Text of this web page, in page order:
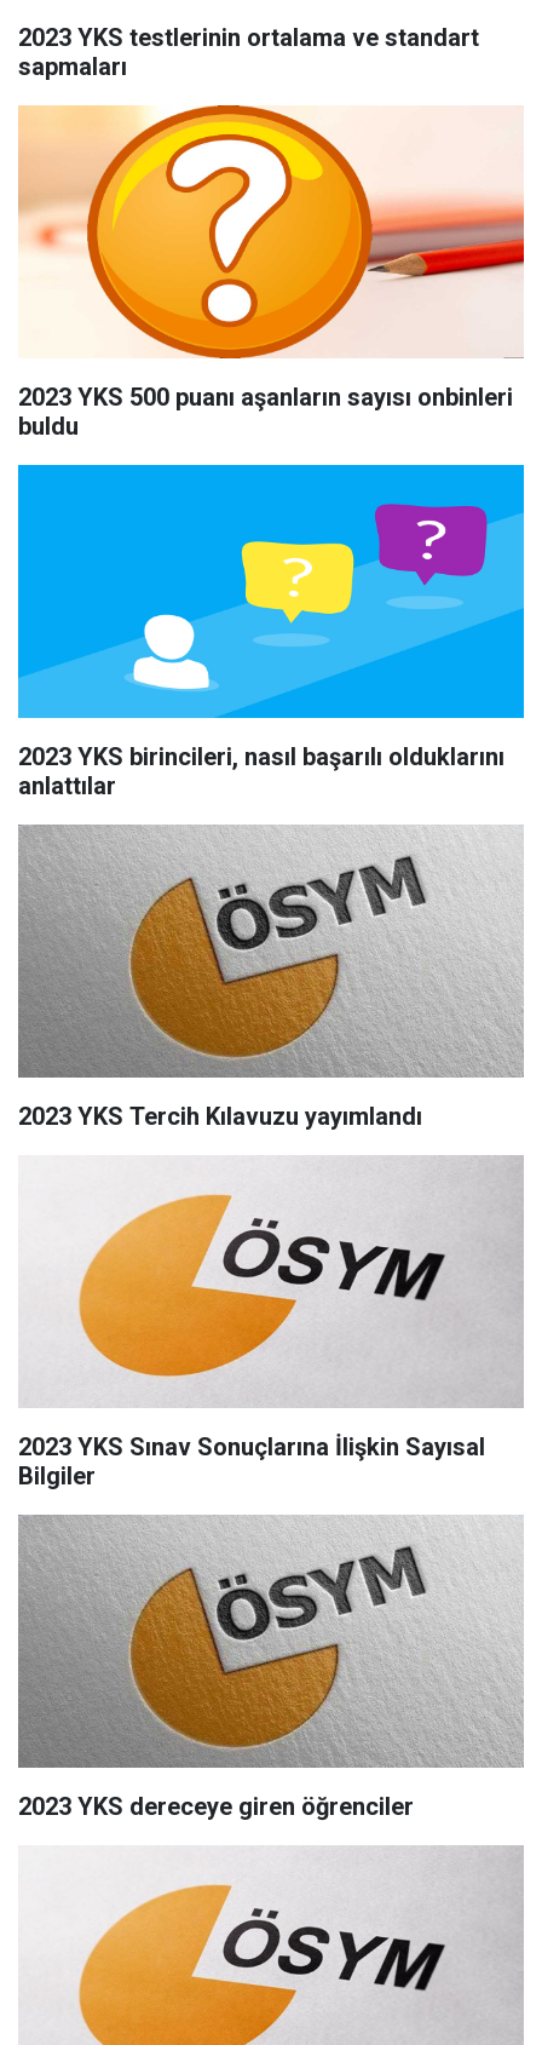
2023 YKS testlerinin ortalama ve standart
sapmaları
2023 YKS 500 puanı aşanların sayısı onbinleri
buldu
2023 YKS birincileri, nasıl başarılı olduklarını
anlattılar
2023 YKS Tercih Kılavuzu yayımlandı
2023 YKS Sınav Sonuçlarına İlişkin Sayısal
Bilgiler
2023 YKS dereceye giren öğrenciler